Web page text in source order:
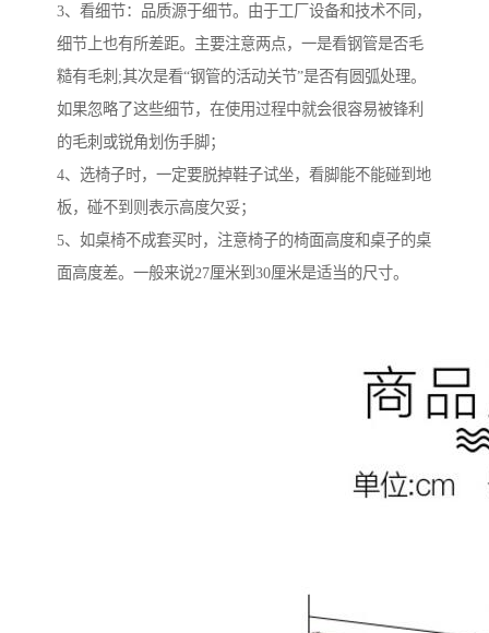
3、看细节：品质源于细节。由于工厂设备和技术不同，
细节上也有所差距。主要注意两点，一是看钢管是否毛
糙有毛刺;其次是看“钢管的活动关节”是否有圆弧处理。
如果忽略了这些细节，在使用过程中就会很容易被锋利
的毛刺或锐角划伤手脚；
4、选椅子时，一定要脱掉鞋子试坐，看脚能不能碰到地
板，碰不到则表示高度欠妥；
5、如桌椅不成套买时，注意椅子的椅面高度和桌子的桌
面高度差。一般来说27厘米到30厘米是适当的尺寸。